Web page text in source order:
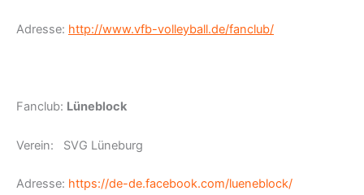
Adresse: http://www.vfb-volleyball.de/fanclub/
Fanclub: Lüneblock
Verein: SVG Lüneburg
Adresse: https://de-de.facebook.com/lueneblock/